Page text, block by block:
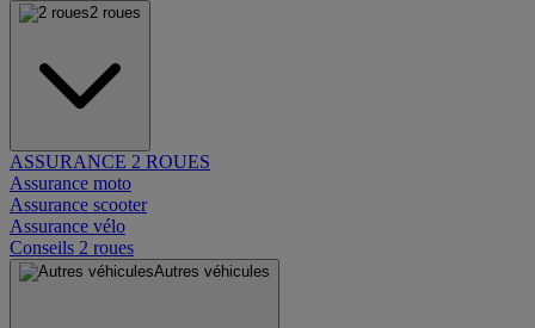
2 roues
ASSURANCE 2 ROUES
Assurance moto
Assurance scooter
Assurance vélo
Conseils 2 roues
Autres véhicules